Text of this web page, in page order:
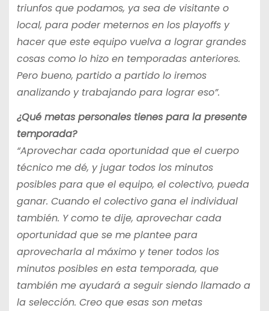
triunfos que podamos, ya sea de visitante o
local, para poder meternos en los playoffs y
hacer que este equipo vuelva a lograr grandes
cosas como lo hizo en temporadas anteriores.
Pero bueno, partido a partido lo iremos
analizando y trabajando para lograr eso”.
¿Qué metas personales tienes para la presente
temporada?
“Aprovechar cada oportunidad que el cuerpo
técnico me dé, y jugar todos los minutos
posibles para que el equipo, el colectivo, pueda
ganar. Cuando el colectivo gana el individual
también. Y como te dije, aprovechar cada
oportunidad que se me plantee para
aprovecharla al máximo y tener todos los
minutos posibles en esta temporada, que
también me ayudará a seguir siendo llamado a
la selección. Creo que esas son metas